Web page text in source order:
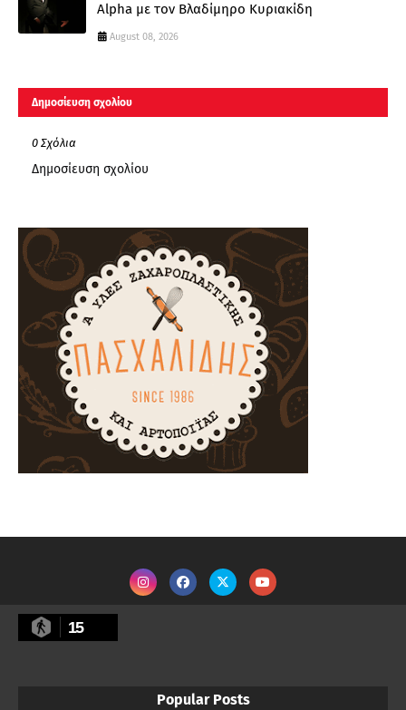
Alpha με τον Βλαδίμηρο Κυριακίδη
August 08, 2026
Δημοσίευση σχολίου
0 Σχόλια
Δημοσίευση σχολίου
15
Popular Posts